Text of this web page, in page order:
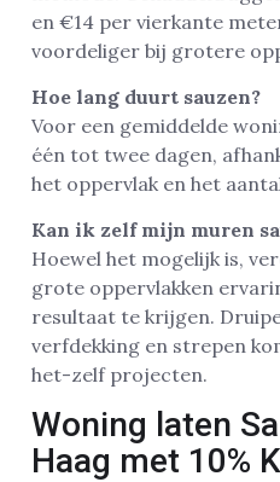
en €14 per vierkante
voordeliger bij grotere
Hoe lang duurt sauzen?
Voor een gemiddelde
één tot twee dagen,
het oppervlak en het
Kan ik zelf mijn muren
Hoewel het mogelijk is,
grote oppervlakken
resultaat te krijgen.
verfdekking en strepen
het-zelf projecten.
Woning laten
Haag met 10%